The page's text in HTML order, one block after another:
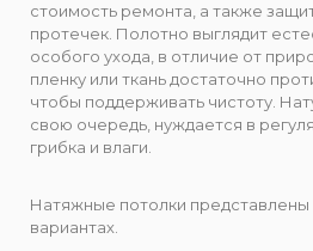
стоимость ремонта, а также
протечек. Полотно выглядит
особого ухода, в отличие от
пленку или ткань достаточно
чтобы поддерживать чистоту.
свою очередь, нуждается в
грибка и влаги.
Натяжные потолки представлены
вариантах.